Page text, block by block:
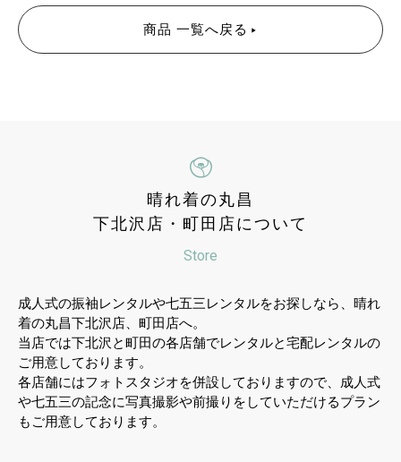
商品 一覧へ戻る
晴れ着の丸昌
下北沢店・町田店について
Store
成人式の振袖レンタルや七五三レンタルをお探しなら、晴れ
着の丸昌下北沢店、町田店へ。
当店では下北沢と町田の各店舗でレンタルと宅配レンタルの
ご用意しております。
各店舗にはフォトスタジオを併設しておりますので、成人式
や七五三の記念に写真撮影や前撮りをしていただけるプラン
もご用意しております。